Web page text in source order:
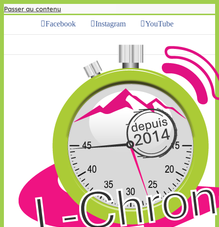
Passer au contenu
Facebook Instagram YouTube